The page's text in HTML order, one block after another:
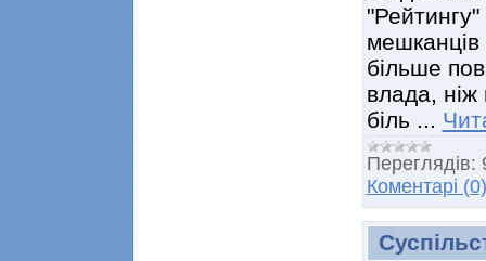
мешканців
більше
влада,
біль ...
Переглядів:
Коментарі (0)